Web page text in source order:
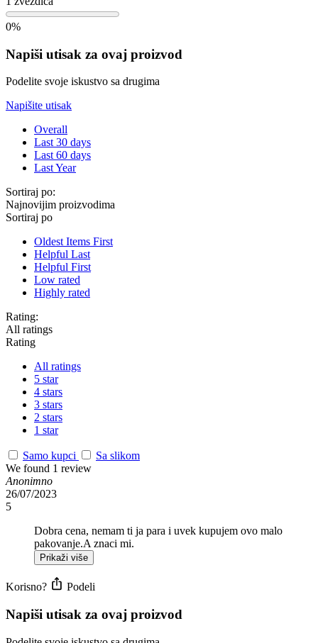
0%
Napiši utisak za ovaj proizvod
Podelite svoje iskustvo sa drugima
Napišite utisak
Overall
Last 30 days
Last 60 days
Last Year
Sortiraj po:
Najnovijim proizvodima
Sortiraj po
Oldest Items First
Helpful Last
Helpful First
Low rated
Highly rated
Rating:
All ratings
Rating
All ratings
5 star
4 stars
3 stars
2 stars
1 star
Samo kupci
Sa slikom
We found 1 review
Anonimno
26/07/2023
5
Dobra cena, nemam ti ja para i uvek kupujem ovo malo
pakovanje.A znaci mi.
Prikaži više
Korisno? Podeli
Napiši utisak za ovaj proizvod